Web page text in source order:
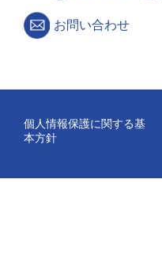
お問い合わせ
個人情報保護に関する基
本方針